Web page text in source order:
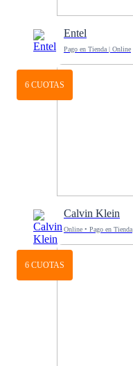
Entel
Pago en Tienda | Online
6 CUOTAS
Calvin Klein
Online • Pago en Tienda
6 CUOTAS